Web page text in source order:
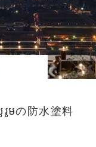
មの防水塗料